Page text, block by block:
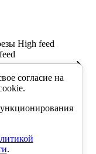
High feed
пластинами
пластинами
пластинами
согласие на
.